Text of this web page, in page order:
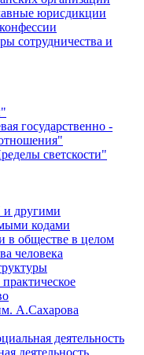
юрисдикции
сотрудничества и
государственно -
светскости"
другими
кодами
в обществе в целом
человека
А.Сахарова
деятельность